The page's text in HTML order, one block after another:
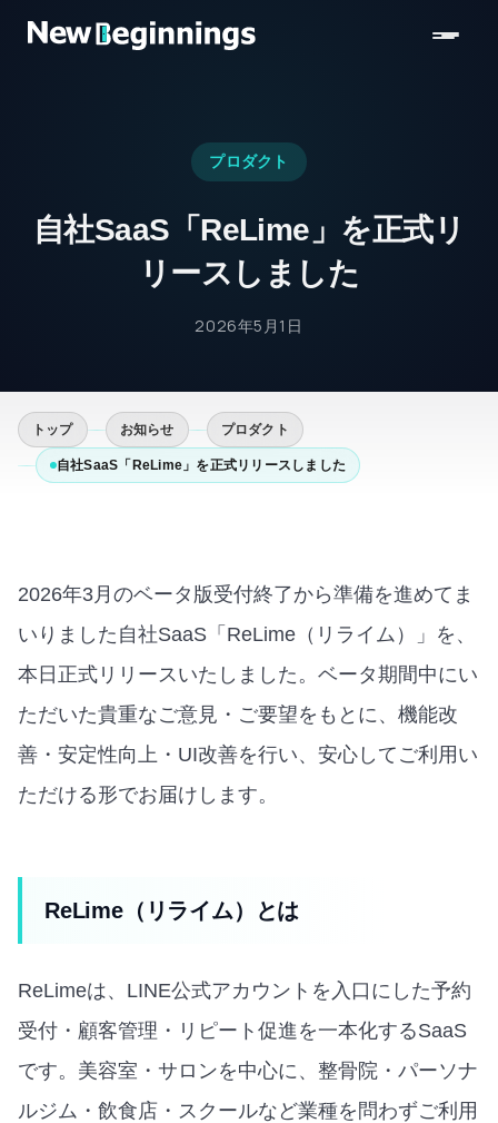
プロダクト
自社SaaS「ReLime」を正式リ
リースしました
2026年5月1日
トップ お知らせ プロダクト
自社SaaS「ReLime」を正式リリースしました
2026年3月のベータ版受付終了から準備を進めてま
いりました自社SaaS「ReLime（リライム）」を、
本日正式リリースいたしました。ベータ期間中にい
ただいた貴重なご意見・ご要望をもとに、機能改
善・安定性向上・UI改善を行い、安心してご利用い
ただける形でお届けします。
ReLime（リライム）とは
ReLimeは、LINE公式アカウントを入口にした予約
受付・顧客管理・リピート促進を一本化するSaaS
です。美容室・サロンを中心に、整骨院・パーソナ
ルジム・飲食店・スクールなど業種を問わずご利用